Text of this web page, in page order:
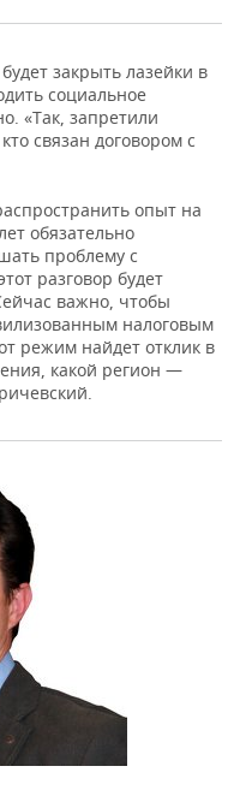
закрыть лазейки в
социальное
«Так, запретили
связан договором с
опыт на
обязательно
проблему с
разговор будет
важно, чтобы
налоговым
режим найдет отклик в
какой регион —